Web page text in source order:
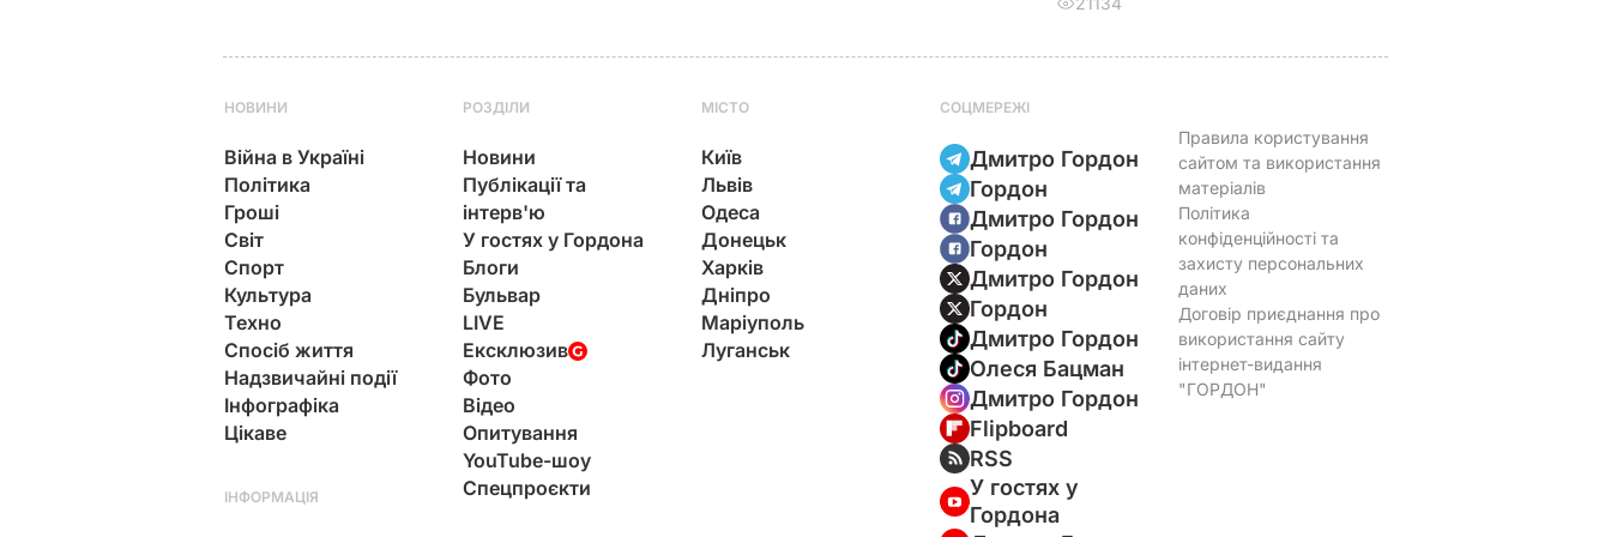
НОВИНИ
Війна в Україні
Політика
Гроші
Світ
Спорт
Культура
Техно
Спосіб життя
Надзвичайні події
Інфографіка
Цікаве
РОЗДІЛИ
Новини
Публікації та
інтерв'ю
У гостях у Гордона
Блоги
Бульвар
LIVE
Ексклюзив
Фото
Відео
Опитування
YouTube-шоу
Спецпроєкти
МІСТО
Київ
Львів
Одеса
Донецьк
Харків
Дніпро
Маріуполь
Луганськ
СОЦМЕРЕЖІ
Дмитро Гордон
Гордон
Дмитро Гордон
Гордон
Дмитро Гордон
Гордон
Дмитро Гордон
Олеся Бацман
Дмитро Гордон
Flipboard
RSS
У гостях у
Гордона
ІНФОРМАЦІЯ
Правила користування
сайтом та використання
матеріалів
Політика
конфіденційності та
захисту персональних
даних
Договір приєднання про
використання сайту
інтернет-видання
"ГОРДОН"